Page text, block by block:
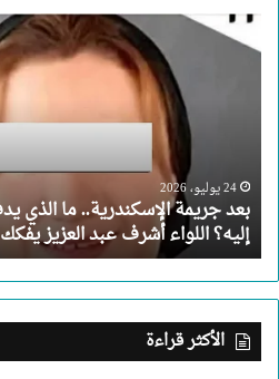
بعد
جريمة
لقتل
أقرب
الناس
إليه؟
اللواء
أشرف
عبد
العزيز
24 يوليو، 2026
بعد جريمة الإسكندرية.. ما الذي
إليه؟ اللواء أشرف عبد العزيز
الأكثر قراءة